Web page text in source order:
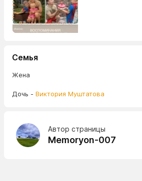
Семья
Жена
Дочь - Виктория Муштатова
Автор страницы
Memoryon-007